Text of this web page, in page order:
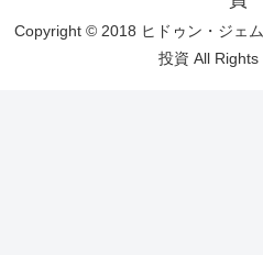
Copyright © 2018 ヒドゥン・ジェ
投資 All Rights